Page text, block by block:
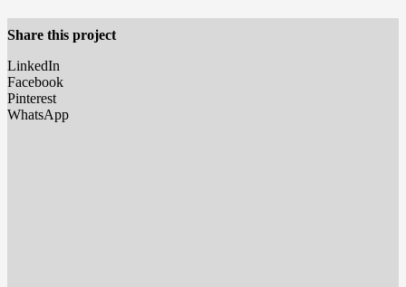
Share this project
LinkedIn
Facebook
Pinterest
WhatsApp